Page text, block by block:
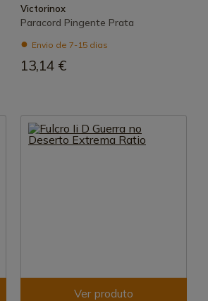
Victorinox
Paracord Pingente Prata
Envio de 7-15 dias
13,14 €
Ver produto